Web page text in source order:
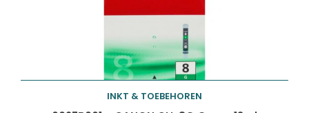
INKT & TOEBEHOREN